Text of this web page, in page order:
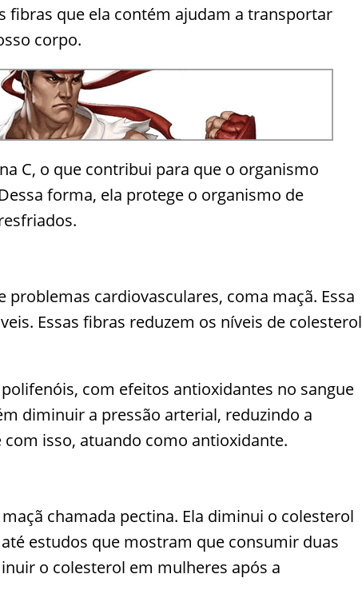
fibras que ela contém ajudam a transportar
corpo.
C, o que contribui para que o organismo
forma, ela protege o organismo de
problemas cardiovasculares, coma maçã. Essa
Essas fibras reduzem os níveis de colesterol
com efeitos antioxidantes no sangue
diminuir a pressão arterial, reduzindo a
isso, atuando como antioxidante.
chamada pectina. Ela diminui o colesterol
estudos que mostram que consumir duas
o colesterol em mulheres após a